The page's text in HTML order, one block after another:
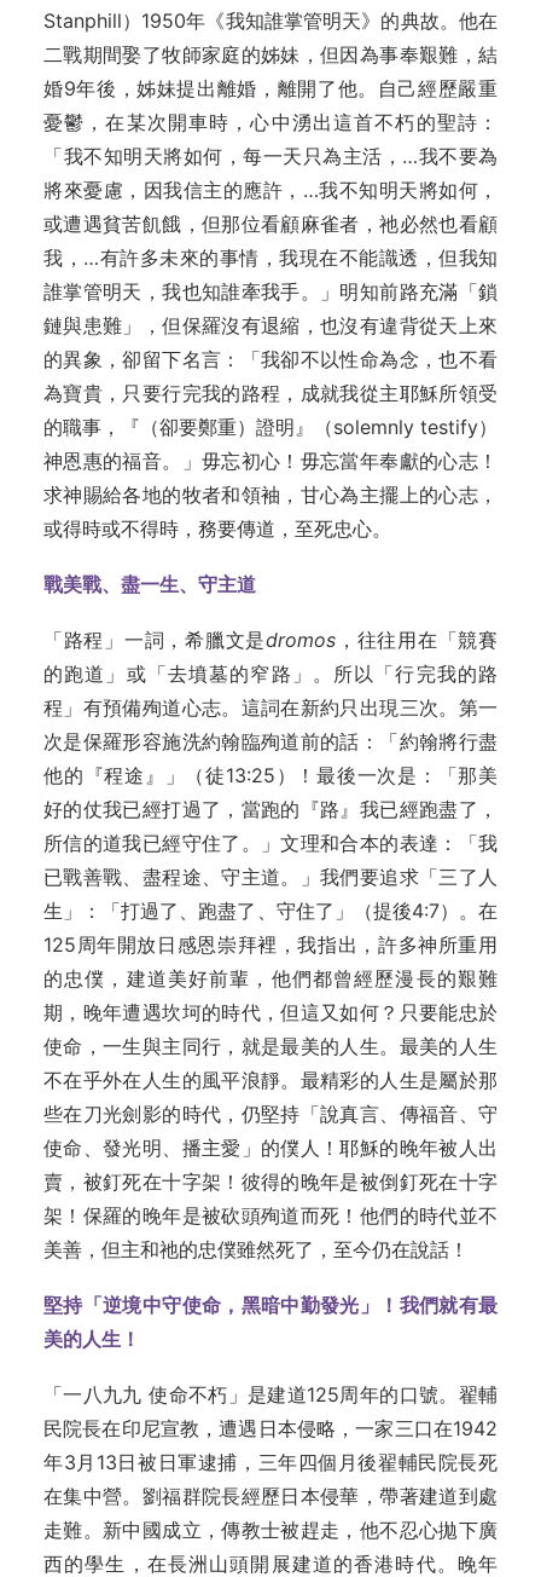
Stanphill）1950年《我知誰掌管明天》的典故。他在
二戰期間娶了牧師家庭的姊妹，但因為事奉艱難，結
婚9年後，姊妹提出離婚，離開了他。自己經歷嚴重
憂鬱，在某次開車時，心中湧出這首不朽的聖詩：
「我不知明天將如何，每一天只為主活，…我不要為
將來憂慮，因我信主的應許，…我不知明天將如何，
或遭遇貧苦飢餓，但那位看顧麻雀者，祂必然也看顧
我，…有許多未來的事情，我現在不能識透，但我知
誰掌管明天，我也知誰牽我手。」明知前路充滿「鎖
鏈與患難」，但保羅沒有退縮，也沒有違背從天上來
的異象，卻留下名言：「我卻不以性命為念，也不看
為寶貴，只要行完我的路程，成就我從主耶穌所領受
的職事，『（卻要鄭重）證明』（solemnly testify）
神恩惠的福音。」毋忘初心！毋忘當年奉獻的心志！
求神賜給各地的牧者和領袖，甘心為主擺上的心志，
或得時或不得時，務要傳道，至死忠心。
戰美戰、盡一生、守主道
「路程」一詞，希臘文是dromos ，往往用在「競賽
的跑道」或「去墳墓的窄路」。所以「行完我的路
程」有預備殉道心志。這詞在新約只出現三次。第一
次是保羅形容施洗約翰臨殉道前的話：「約翰將行盡
他的『程途』」（徒13:25）！最後一次是：「那美
好的仗我已經打過了，當跑的『路』我已經跑盡了，
所信的道我已經守住了。」文理和合本的表達：「我
已戰善戰、盡程途、守主道。」我們要追求「三了人
生」：「打過了、跑盡了、守住了」（提後4:7）。在
125周年開放日感恩崇拜裡，我指出，許多神所重用
的忠僕，建道美好前輩，他們都曾經歷漫長的艱難
期，晚年遭遇坎坷的時代，但這又如何？只要能忠於
使命，一生與主同行，就是最美的人生。最美的人生
不在乎外在人生的風平浪靜。最精彩的人生是屬於那
些在刀光劍影的時代，仍堅持「說真言、傳福音、守
使命、發光明、播主愛」的僕人！耶穌的晚年被人出
賣，被釘死在十字架！彼得的晚年是被倒釘死在十字
架！保羅的晚年是被砍頭殉道而死！他們的時代並不
美善，但主和祂的忠僕雖然死了，至今仍在說話！
堅持「逆境中守使命，黑暗中勤發光」！我們就有最
美的人生！
「一八九九 使命不朽」是建道125周年的口號。翟輔
民院長在印尼宣教，遭遇日本侵略，一家三口在1942
年3月13日被日軍逮捕，三年四個月後翟輔民院長死
在集中營。劉福群院長經歷日本侵華，帶著建道到處
走難。新中國成立，傳教士被趕走，他不忍心拋下廣
西的學生，在長洲山頭開展建道的香港時代。晚年